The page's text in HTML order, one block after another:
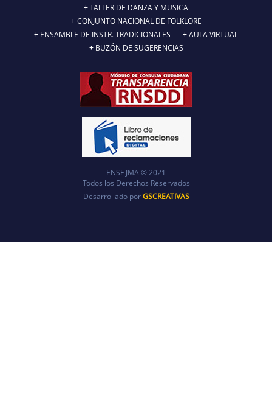
TALLER DE DANZA Y MUSICA
CONJUNTO NACIONAL DE FOLKLORE
ENSAMBLE DE INSTR. TRADICIONALES
AULA VIRTUAL
BUZÓN DE SUGERENCIAS
ENSF JMA © 2021
Todos los Derechos Reservados
Desarrollado porGSCREATIVAS